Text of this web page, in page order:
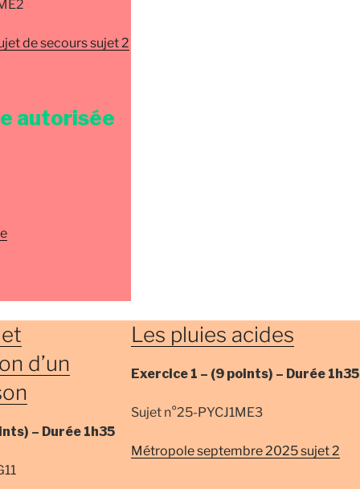
de secours sujet 2
autorisée
d’un
– Durée 1h35
Les pluies acides
Exercice 1 – (9 points) – Durée 1h35
Sujet n°25-PYCJ1ME3
Métropole septembre 2025 sujet 2